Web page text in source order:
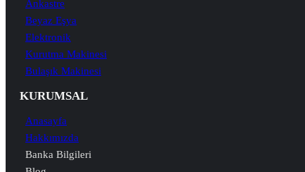
Ankastre
Beyaz Eşya
Elektronik
Kurutma Makinesi
Bulaşık Makinesi
KURUMSAL
Anasayfa
Hakkımızda
Banka Bilgileri